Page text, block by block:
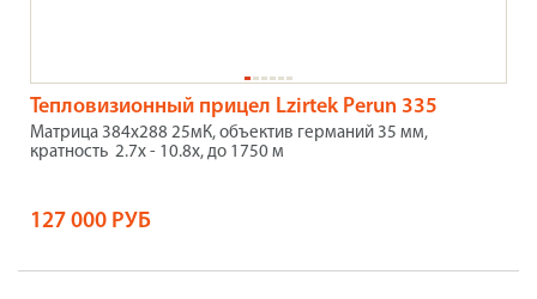
Тепловизионный прицел Lzirtek Perun 335
Матрица 384x288 25мК, объектив германий 35 мм,
кратность 2.7x - 10.8x, до 1750 м
127 000 РУБ